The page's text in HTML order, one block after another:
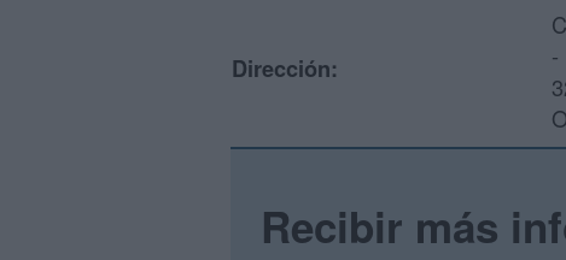
Dirección:
-
Recibir más